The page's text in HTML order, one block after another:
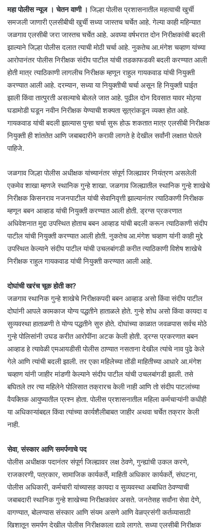
महा पोलीस न्यूज । चेतन वाणी । जिल्हा पोलीस प्रशासनातील महत्वाची खुर्ची
समजली जाणारी एलसीबीची खुर्ची सध्या जास्तच चर्चेत आहे. गेल्या काही महिन्यात
जळगाव एलसीबी जरा जास्तच चर्चेत आहे. अवघ्या वर्षभरात दोन निरीक्षकांची बदली
झाल्याने जिल्हा पोलीस दलात त्याची मोठी चर्चा आहे. नुकतेच आ.मंगेश चव्हाण यांच्या
आरोपानंतर पोलीस निरीक्षक संदीप पाटील यांची तडकाफडकी बदली करण्यात आली
होती मात्र त्याठिकाणी लागलीच निरीक्षक म्हणून राहुल गायकवाड यांची नियुक्ती
करण्यात आली आहे. दरम्यान, सध्या या नियुक्तीची चर्चा असून हि नियुक्ती घाईत
झाली किंवा तात्पुरती असल्याचे बोलले जात आहे. पुढील दोन दिवसात यावर मोठ्या
घडामोडी घडून नवीन निरीक्षक येण्याची शक्यता सूत्रांकडून व्यक्त होत आहे.
गायकवाड यांची बदली झाल्यास पुन्हा चर्चा सुरू होऊ शकतात मात्र एलसीबी निरीक्षक
नियुक्ती ही शांततेत आणि जबाबदारीने करावी लागते हे देखील सर्वांनी लक्षात घेतले
पाहिजे.
जळगाव जिल्हा पोलीस अधीक्षक यांच्यानंतर संपूर्ण जिल्ह्यावर नियंत्रण असलेली
एकमेव शाखा म्हणजे स्थानिक गुन्हे शाखा. जळगाव जिल्ह्यातील स्थानिक गुन्हे शाखेचे
निरीक्षक किसनराव नजनपाटील यांची सेवानिवृत्ती झाल्यानंतर त्याठिकाणी निरीक्षक
म्हणून बबन आव्हाड यांची नियुक्ती करण्यात आली होती. ड्रग्स प्रकरणात
अधिवेशनात मुद्दा उपस्थित होताच बबन आव्हाड यांची बदली करून त्याठिकाणी संदीप
पाटील यांची नियुक्ती करण्यात आली होती. नुकतेच आ.मंगेश चव्हाण यांनी काही मुद्दे
उपस्थित केल्याने संदीप पाटील यांची उचलबांगडी करीत त्याठिकाणी विशेष शाखेचे
निरीक्षक राहुल गायकवाड यांची नियुक्ती करण्यात आली आहे.
दोघांची खरंच चूक होती का?
जळगाव स्थानिक गुन्हे शाखेचे निरीक्षकपदी बबन आव्हाड असो किंवा संदीप पाटील
दोघांनी आपले कामकाज योग्य पद्धतीने हाताळले होते. गुन्हे शोध असो किंवा कायदा व
सुव्यवस्था हाताळणी ते योग्य पद्धतीने सुरु होते. दोघांच्या काळात जवळपास सर्वच मोठे
गुन्हे पोलिसांनी उघड करीत आरोपींना अटक केली होती. ड्रग्स प्रकरणात बबन
आव्हाड हे त्यावेळी एमआयडीसी पोलीस ठाण्यात नसताना देखील त्यांचे नाव पुढे केले
गेले आणि त्यांची बदली झाली. तर एका महिलेच्या तोंडी माहितीच्या आधारे आ.मंगेश
चव्हाण यांनी जाहीर मांडणी केल्याने संदीप पाटील यांची उचलबांगडी झाली. तसे
बघितले तर त्या महिलेने पोलिसात तक्रारच केली नाही आणि तो संदीप पाटलांच्या
वैयक्तिक आयुष्यातील प्रश्न होता. पोलीस प्रशासनातील महिला कर्मचाऱ्यांनी कधीही
या अधिकाऱ्यांबद्दल किंवा त्यांच्या कार्यशैलीबाबत जाहीर अथवा चर्चेत तक्रार केली
नाही.
सेवा, संस्कार आणि समर्पणाचे पद
पोलीस अधीक्षक पदानंतर संपूर्ण जिल्ह्यावर लक्ष ठेवणे, गुन्ह्यांची उकल करणे,
राजकारणी, पत्रकार, सामाजिक कार्यकर्ते, माहिती अधिकार कार्यकर्ते, संघटना,
पोलीस अधिकारी, कर्मचारी यांच्यासह कायदा व सुव्यवस्था अबाधित ठेवण्याची
जबाबदारी स्थानिक गुन्हे शाखेच्या निरीक्षकांवर असते. जनतेसह सर्वांना सेवा देणे,
वागण्यात, बोलण्यास संस्कार आणि संयम असणे आणि वेळप्रसंगी कर्तव्यासाठी
खिशातून समर्पण देखील पोलीस निरीक्षकाला द्यावे लागते. सध्या एलसीबी निरीक्षक